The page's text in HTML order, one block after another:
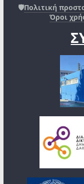
🛡️Πολιτική
Όροι